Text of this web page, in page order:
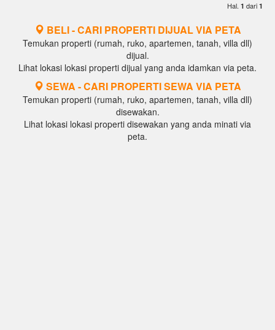
Hal. 1 dari 1
BELI - CARI PROPERTI DIJUAL VIA PETA
Temukan properti (rumah, ruko, apartemen, tanah, villa dll)
dijual.
Lihat lokasi lokasi properti dijual yang anda idamkan via peta.
SEWA - CARI PROPERTI SEWA VIA PETA
Temukan properti (rumah, ruko, apartemen, tanah, villa dll)
disewakan.
Lihat lokasi lokasi properti disewakan yang anda minati via
peta.